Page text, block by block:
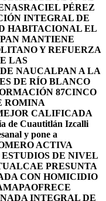
RACIEL PÉREZ
INTEGRAL DE
HABITACIONAL EL
MANTIENE
Y REFUERZA
LAS
NAUCALPAN A LA
DE RÍO BLANCO
87CINCO
ROMINA
CALIFICADA
de Cuautitlán Izcalli
y pone a
ACTIVA
ESTUDIOS DE NIVEL
CAE PRESUNTA
CON HOMICIDIO
OFRECE
INTEGRAL DE